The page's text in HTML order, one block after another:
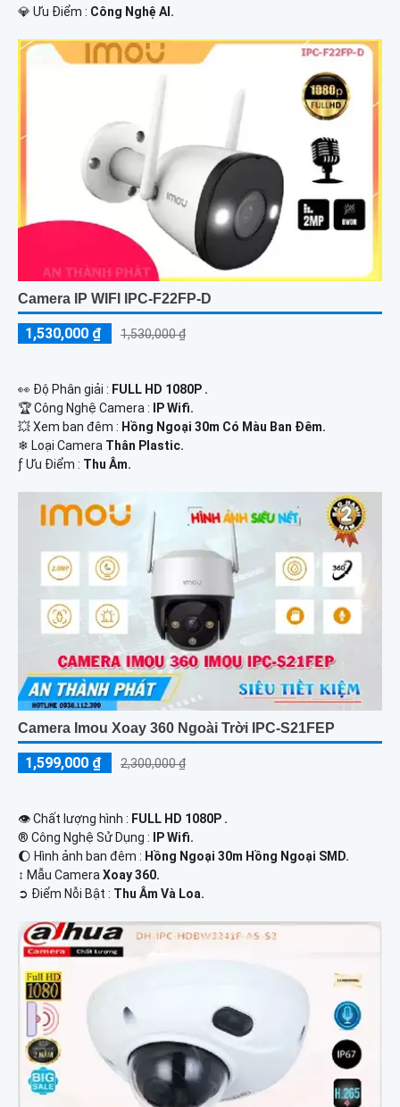
️💎 Ưu Điểm : Công Nghệ AI.
Camera IP WIFI IPC-F22FP-D
1,530,000 ₫ 1,530,000 ₫
️👀 Độ Phân giải : FULL HD 1080P .
🏆 Công Nghệ Camera :
IP Wifi.
💥 Xem ban đêm : Hồng Ngoại 30m Có Màu Ban Đêm.
❄ Loại Camera Thân Plastic.
️ƒ Ưu Điểm : Thu Âm.
Camera Imou Xoay 360 Ngoài Trời IPC-S21FEP
1,599,000 ₫ 2,300,000 ₫
👁 Chất lượng hình : FULL HD 1080P .
®️ Công Nghệ Sử Dụng :
IP Wifi.
🌔 Hình ảnh ban đêm : Hồng Ngoại 30m Hồng Ngoại SMD.
↕️ Mẫu Camera Xoay 360.
️➲ Điểm Nỗi Bật : Thu Âm Và Loa.